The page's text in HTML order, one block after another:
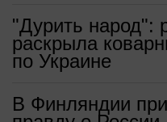
"Дурить народ":
раскрыла
по Украине
В Финляндии